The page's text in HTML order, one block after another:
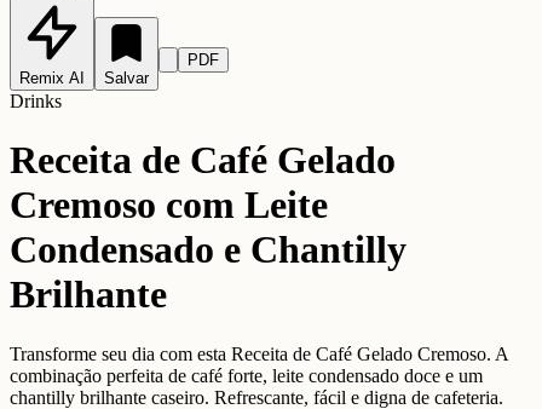
Remix AI Salvar
PDF
Drinks
Receita de Café Gelado
Cremoso com Leite
Condensado e Chantilly
Brilhante
Transforme seu dia com esta Receita de Café Gelado Cremoso. A
combinação perfeita de café forte, leite condensado doce e um
chantilly brilhante caseiro. Refrescante, fácil e digna de cafeteria.